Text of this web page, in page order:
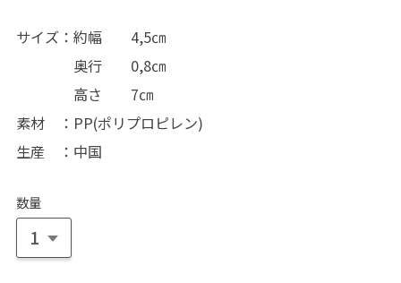
サイズ：約幅 4,5㎝
奥行 0,8㎝
高さ 7㎝
素材 ：PP(ポリプロピレン)
生産 ：中国
数量